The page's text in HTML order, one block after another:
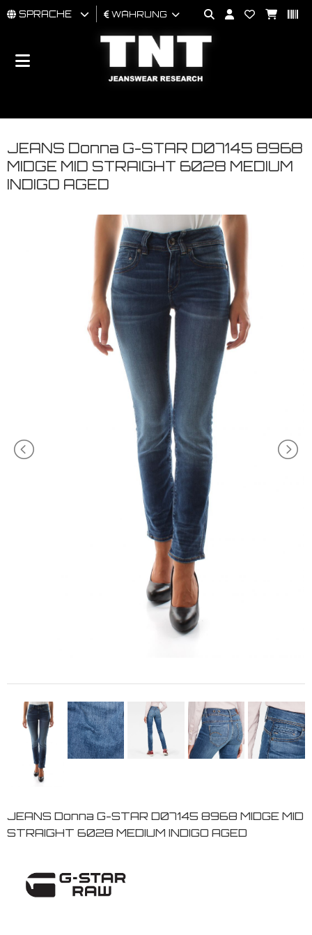
MÄNNER
BRAND
SPRACHE WÄHRUNG
JEANS Donna G-STAR D07145 8968
MIDGE MID STRAIGHT 6028 MEDIUM
INDIGO AGED
JEANS Donna G-STAR D07145 8968 MIDGE MID
STRAIGHT 6028 MEDIUM INDIGO AGED